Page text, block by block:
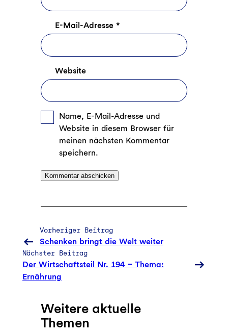
E-Mail-Adresse *
Website
Name, E-Mail-Adresse und
Website in diesem Browser für
meinen nächsten Kommentar
speichern.
Vorheriger Beitrag
Schenken bringt die Welt weiter
Nächster Beitrag
Der Wirtschaftsteil Nr. 194 – Thema:
Ernährung
Weitere aktuelle
Themen